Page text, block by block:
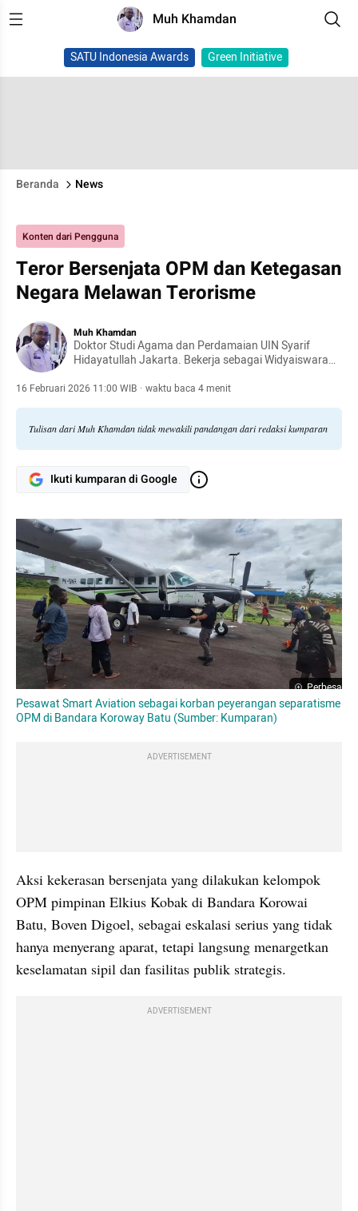
Muh Khamdan
SATU Indonesia Awards Green Initiative
Beranda News
Konten dari Pengguna
Teror Bersenjata OPM dan Ketegasan
Negara Melawan Terorisme
Muh Khamdan
Doktor Studi Agama dan Perdamaian UIN Syarif
Hidayatullah Jakarta. Bekerja sebagai Widyaiswara
Kementerian Hukum
16 Februari 2026 11:00 WIB · waktu baca 4 menit
Tulisan dari Muh Khamdan tidak mewakili pandangan dari redaksi kumparan
Ikuti kumparan di Google
Perbesar
Pesawat Smart Aviation sebagai korban peyerangan separatisme
OPM di Bandara Koroway Batu (Sumber: Kumparan)
ADVERTISEMENT
Aksi kekerasan bersenjata yang dilakukan kelompok
OPM pimpinan Elkius Kobak di Bandara Korowai
Batu, Boven Digoel, sebagai eskalasi serius yang tidak
hanya menyerang aparat, tetapi langsung menargetkan
keselamatan sipil dan fasilitas publik strategis.
ADVERTISEMENT